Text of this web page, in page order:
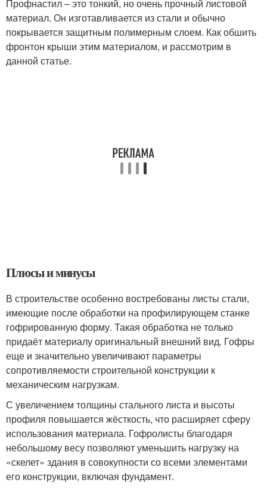
Профнастил – это тонкий, но очень прочный листовой
материал. Он изготавливается из стали и обычно
покрывается защитным полимерным слоем. Как обшить
фронтон крыши этим материалом, и рассмотрим в
данной статье.
Плюсы и минусы
В строительстве особенно востребованы листы стали,
имеющие после обработки на профилирующем станке
гофрированную форму. Такая обработка не только
придаёт материалу оригинальный внешний вид. Гофры
еще и значительно увеличивают параметры
сопротивляемости строительной конструкции к
механическим нагрузкам.
С увеличением толщины стального листа и высоты
профиля повышается жёсткость, что расширяет сферу
использования материала. Гофролисты благодаря
небольшому весу позволяют уменьшить нагрузку на
«скелет» здания в совокупности со всеми элементами
его конструкции, включая фундамент.